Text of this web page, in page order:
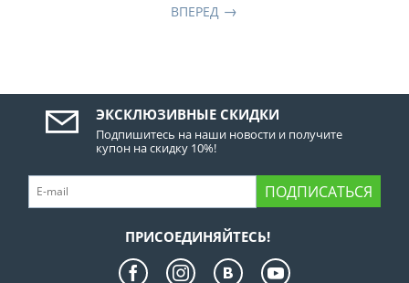
ВПЕРЕД
ЭКСКЛЮЗИВНЫЕ СКИДКИ
Подпишитесь на наши новости и получите
купон на скидку 10%!
ПОДПИСАТЬСЯ
ПРИСОЕДИНЯЙТЕСЬ!